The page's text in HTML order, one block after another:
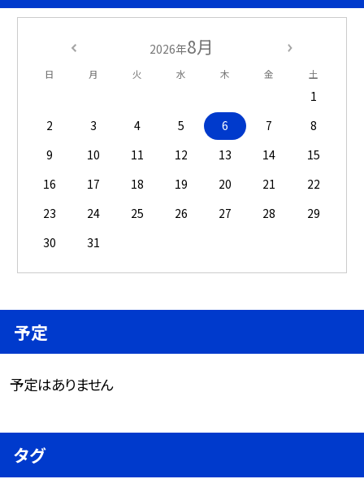
2026年8月
日 月 火 水 木 金 土
1
2
3 4 5 6 7
8
9
10 11 12 13 14
15
16
17 18 19 20 21
22
23
24 25 26 27 28
29
30
31
予定
予定はありません
タグ